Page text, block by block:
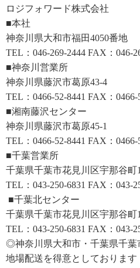
ロジフォワード株式会社
■本社
神奈川県大和市福田4050番地
TEL：046-269-2444 FAX：046-
■神奈川営業所
神奈川県藤沢市葛原43-4
TEL：0466-52-8441 FAX：0466-
■湘南藤沢センター
神奈川県藤沢市葛原45-1
TEL：0466-52-8441 FAX：0466-
■千葉営業所
千葉県千葉市花見川区宇那谷町
TEL：043-250-6831 FAX：043-
■千葉北センター
千葉県千葉市花見川区宇那谷町
TEL：043-250-6831 FAX：043-
◎神奈川県大和市・千葉県千葉
地場配送を得意としております